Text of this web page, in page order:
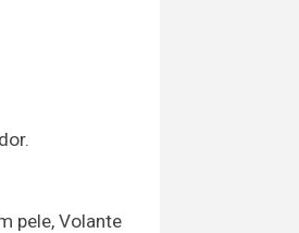
pele, Volante